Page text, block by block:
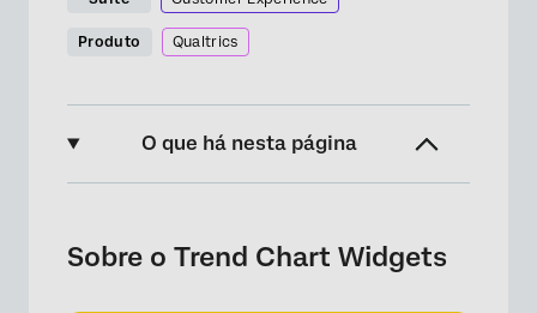
Produto Qualtrics
O que há nesta página
Compatibilidade de tipo de campo
Sobre o Trend Chart Widgets